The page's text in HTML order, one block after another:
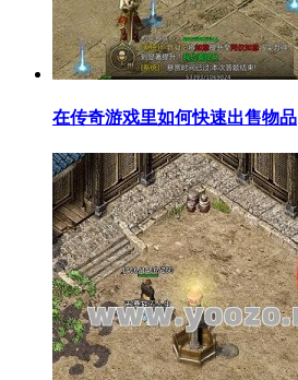
在传奇游戏里如何快速出售物品